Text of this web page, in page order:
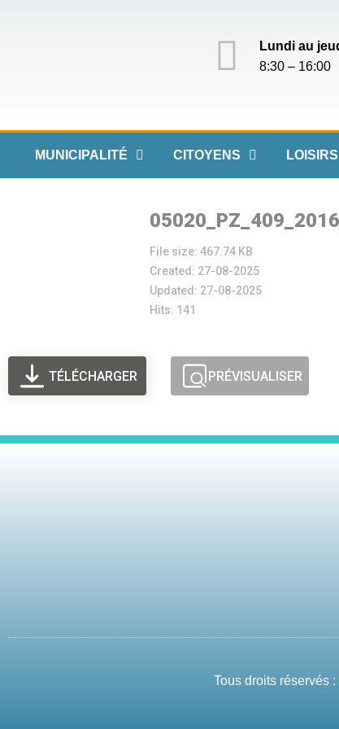
Lundi au
8:30 – 16:00
MUNICIPALITÉ CITOYENS LOISIRS
File size: 467.74 KB
Created: 27-08-2025
Updated: 27-08-2025
Hits: 141
TÉLÉCHARGER PRÉVISUALISER
Tous droits réservés